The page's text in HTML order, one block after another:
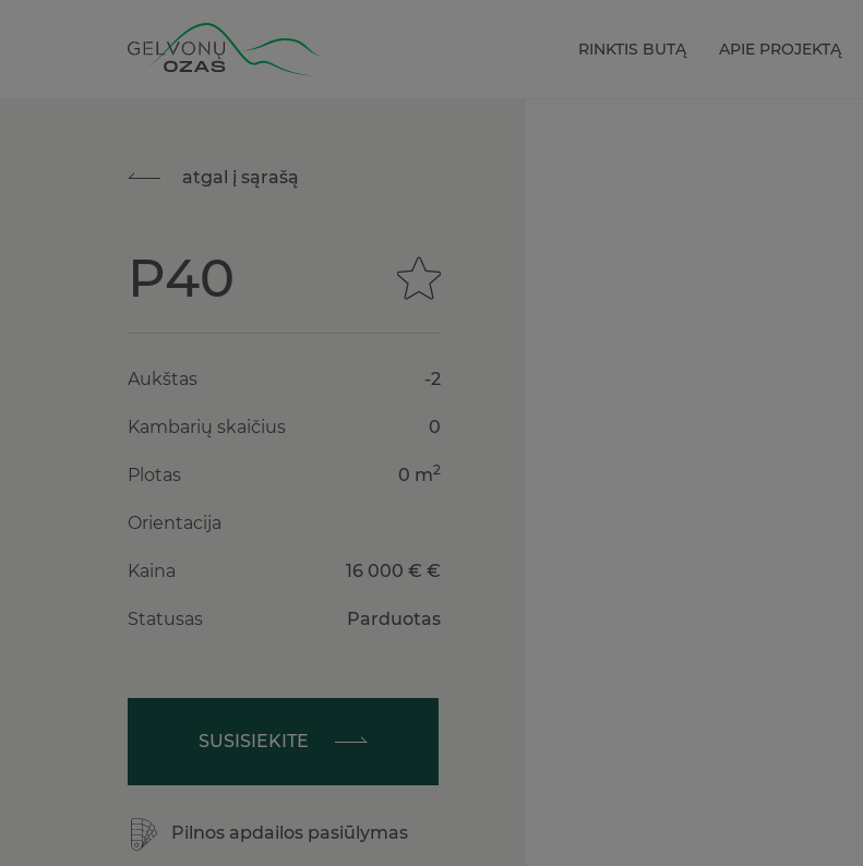
RINKTIS BUTĄ APIE PROJEKTĄ
atgal į sąrašą
P40
Aukštas -2
Kambarių skaičius 0
Plotas 0 m2
Orientacija
Kaina 16 000 € €
Statusas Parduotas
SUSISIEKITE
Pilnos apdailos pasiūlymas